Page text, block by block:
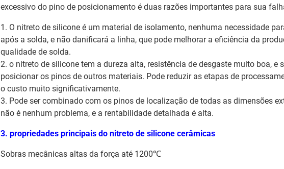
excessivo do pino de posicionamento é duas razões importantes para sua
1. O nitreto de silicone é um material de isolamento, nenhuma necessidade
após a solda, e não danificará a linha, que pode melhorar a eficiência da
qualidade de solda.
2. o nitreto de silicone tem a dureza alta, resistência de desgaste muito boa, e
posicionar os pinos de outros materiais. Pode reduzir as etapas de
o custo muito significativamente.
3. Pode ser combinado com os pinos de localização de todas as dimensões
não é nenhum problema, e a rentabilidade detalhada é alta.
3. propriedades principais do nitreto de silicone cerâmicas
Sobras mecânicas altas da força até 1200℃